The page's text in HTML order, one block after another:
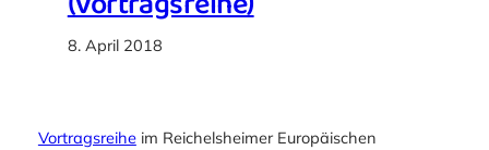
8. April 2018
Vortragsreiheim Reichelsheimer Europäischen